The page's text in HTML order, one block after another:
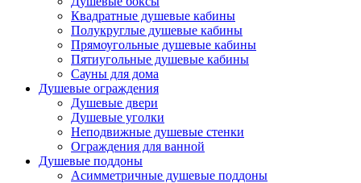
Квадратные душевые кабины
Полукруглые душевые кабины
Прямоугольные душевые кабины
Пятиугольные душевые кабины
Сауны для дома
Душевые ограждения
Душевые двери
Душевые уголки
Неподвижные душевые стенки
Ограждения для ванной
Душевые поддоны
Асимметричные душевые поддоны